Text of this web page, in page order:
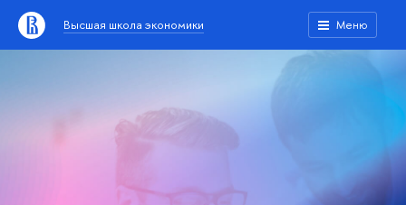
Высшая школа экономики Меню